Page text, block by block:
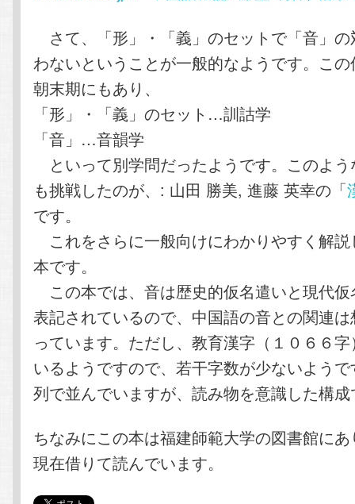
さて、「形」・「義」のセットで「音」
わないということが一般的なようです。こ
朝末期にもあり、
「形」・「義」のセット…訓詁学
「音」…音韻学
といって別学問だったようです。このよ
も挑戦したのが、: 山田 勝美, 進藤 英幸の「
です。
これをさらに一般向けにわかりやすく解
本です。
この本では、音は歴史的仮名遣いと現代
表記されているので、中国語の音との関連
っています。ただし、教育漢字（１０６６
いるようですので、若干字数が少ないよう
列で並んでいますが、読み物を意識した構
ちなみにこの本は福建師範大学の図書館に
現在借りて読んでいます。